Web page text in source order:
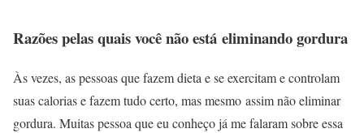
Razões pelas quais você não está eliminando gordura
Às vezes, as pessoas que fazem dieta e se exercitam e controlam
suas calorias e fazem tudo certo, mas mesmo assim não eliminar
gordura. Muitas pessoa que eu conheço já me falaram sobre essa